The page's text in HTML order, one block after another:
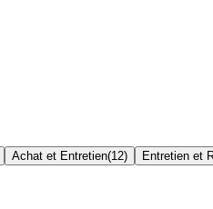
Achat et Entretien(12) Entretien et